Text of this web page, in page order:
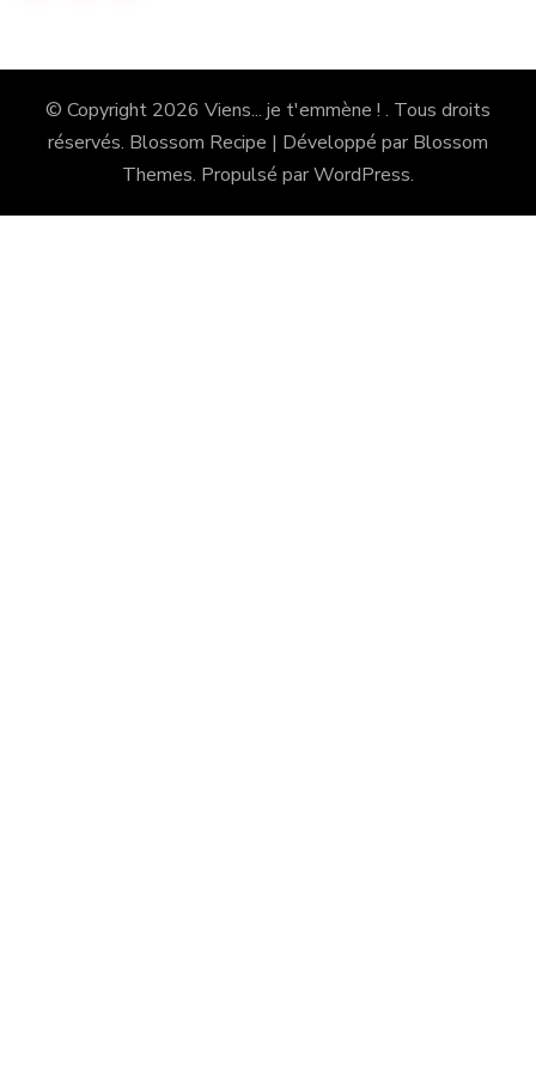
© Copyright 2026 Viens... je t'emmène ! . Tous droits
réservés. Blossom Recipe | Développé par Blossom
Themes. Propulsé parWordPress.